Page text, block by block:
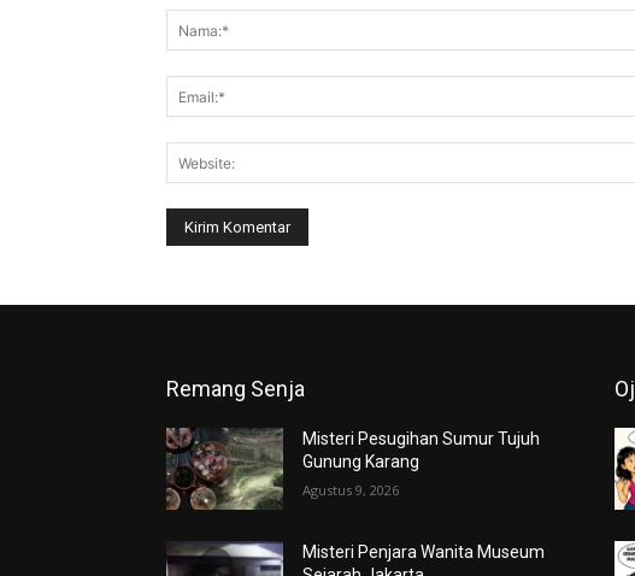
Remang Senja
Misteri Pesugihan Sumur Tujuh
Gunung Karang
Agustus 9, 2026
Misteri Penjara Wanita Museum